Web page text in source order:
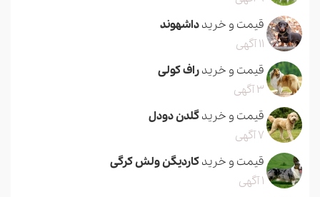
قیمت و خریدداشهوند
11 آگهی
قیمت و خریدراف کولی
3 آگهی
قیمت و خریدگلدن دودل
7 آگهی
قیمت و خریدکاردیگن ولش کرگی
1 آگهی